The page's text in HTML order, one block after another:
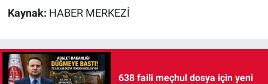
Kaynak: HABER MERKEZİ
638 faili meçhul dosya için yeni